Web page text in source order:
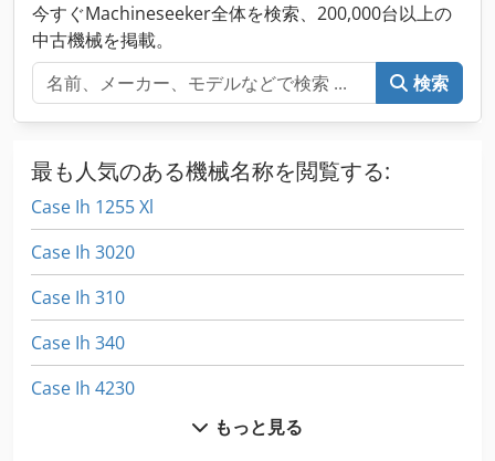
今すぐMachineseeker全体を検索、200,000台以上の
中古機械を掲載。
検索
最も人気のある機械名称を閲覧する:
Case Ih 1255 Xl
Case Ih 3020
Case Ih 310
Case Ih 340
Case Ih 4230
もっと見る